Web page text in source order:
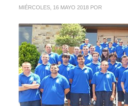
MIÉRCOLES, 16 MAYO 2018 POR